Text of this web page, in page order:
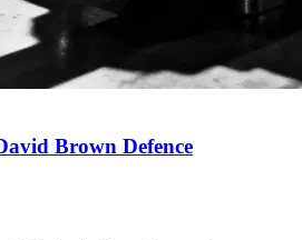
Brown Defence